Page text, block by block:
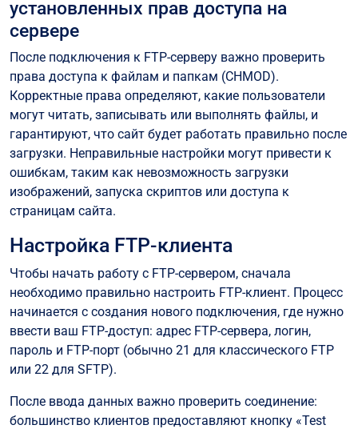
установленных прав доступа на
сервере
После подключения к FTP-серверу важно проверить
права доступа к файлам и папкам (CHMOD).
Корректные права определяют, какие пользователи
могут читать, записывать или выполнять файлы, и
гарантируют, что сайт будет работать правильно после
загрузки. Неправильные настройки могут привести к
ошибкам, таким как невозможность загрузки
изображений, запуска скриптов или доступа к
страницам сайта.
Настройка FTP-клиента
Чтобы начать работу с FTP-сервером, сначала
необходимо правильно настроить FTP-клиент. Процесс
начинается с создания нового подключения, где нужно
ввести ваш FTP-доступ: адрес FTP-сервера, логин,
пароль и FTP-порт (обычно 21 для классического FTP
или 22 для SFTP).
После ввода данных важно проверить соединение:
большинство клиентов предоставляют кнопку «Test